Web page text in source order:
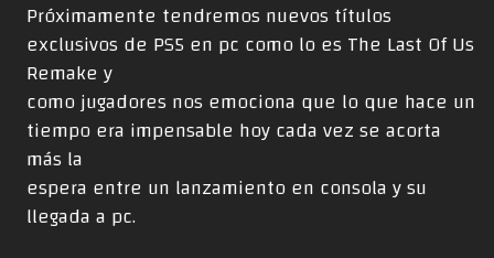
Próximamente tendremos nuevos títulos
exclusivos de PS5 en pc como lo es The Last Of Us
Remake y
como jugadores nos emociona que lo que hace un
tiempo era impensable hoy cada vez se acorta
más la
espera entre un lanzamiento en consola y su
llegada a pc.